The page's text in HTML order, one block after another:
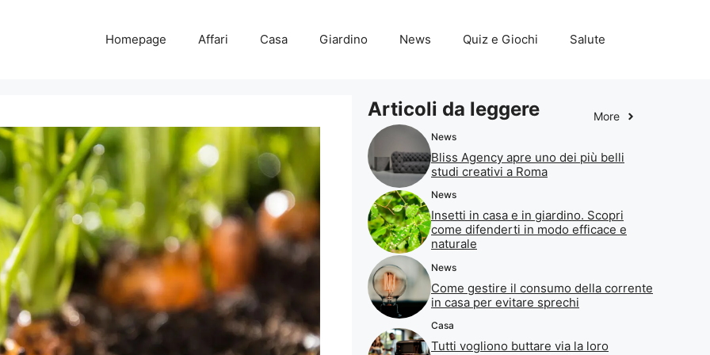
Homepage Affari Casa Giardino News Quiz e Giochi Salute
Articoli da leggere More
News
Bliss Agency apre uno dei più belli
studi creativi a Roma
News
Insetti in casa e in giardino. Scopri
come difenderti in modo efficace e
naturale
News
Come gestire il consumo della corrente
in casa per evitare sprechi
Casa
Tutti vogliono buttare via la loro